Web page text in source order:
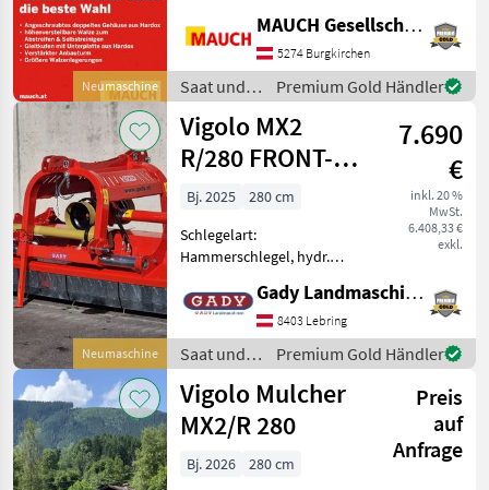
Neumaschine
Front- & Heckanbau - Hydr.
Seitenverschub -
Angeschraubtes doppeltes
Gehäuse aus Hardox - Höhe
MAUCH Gesellschaft m.b.H. & Co.KG
5274 Burgkirchen
Saat und
Pflege /
Vigolo
Premium Gold Händler
Neumaschine
Vigolo MX2
R/280 FRONT-
HECKMULCHER
7.690
€
inkl. 20 %
MwSt.
6.408,33 €
exkl.
Bj. 2025
280 cm
Schlegelart:
Hammerschlegel, hydr.
Freilauf im Getriebe
Ausstattung & Daten: -
Doppelbock Kategorie II -
Doppeltes Gehäuse -
Freilaufgetriebe
Gady Landmaschinen GmbH
8403 Lebring
Saat und
Pflege /
Vigolo
Premium Gold Händler
Vigolo Mulcher
MX2/R 280
Preis
auf
Anfrage
Bj. 2026
280 cm